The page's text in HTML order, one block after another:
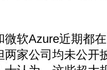
软Azure近期都在
家公司均未公开